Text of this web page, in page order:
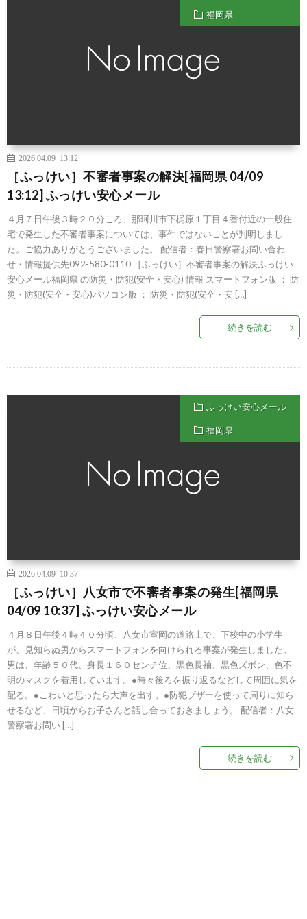
福岡県
2026.04.09 13:12
［ふっけい］不審者事案の解決[福岡県 04/09
13:12] ふっけい安心メール
４月７日午後３時２０分ころ、那珂川市下梶原１丁目４番付近の一般住
宅で発生した不審者事案については、事件ではないことが判明しまし
た。ご協力ありがとうございました。 配信者：春日警察署お問い合わ
せ・情報提供先092-580-0110 ［ふっけい］不審者事案の解決ふっけい
安心メール福岡県 の防災・防犯(安全・安心) 情報 スマートフォン版 ： 防
災・防犯(安全・安心)パソコン版 ： 防災・防犯(安全・安 […]
続きを読む
ふっけい安心メール
福岡県
2026.04.09 10:37
［ふっけい］八女市で不審者事案の発生[福岡県
04/09 10:37] ふっけい安心メール
４月８日午後４時４０分頃、八女市室岡の道路上で、下校中の小学生
が、見知らぬ男からスマートフォンを向けられる事案が発生しました。
男は、年齢５０代、身長１６０センチ位、黒色長袖、黒色ズボン、色不
明のマスクを着用しています。●時々後ろを振り返るなどして周囲に気を
配る。●こわいと思ったら大声を出す。●防犯ブザーを使って周りに知ら
せるなど、日頃からお子さんと話し合っておきましょう。 配信者：八女
警察署お問い […]
続きを読む